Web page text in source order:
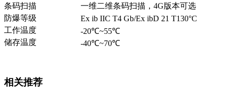
条码扫描
一维二维条码扫描，4G版本可选
防爆等级
Ex ib IIC T4 Gb/Ex ibD 21 T130°C
工作温度
-20℃~55℃
储存温度
-40℃~70℃
相关推荐